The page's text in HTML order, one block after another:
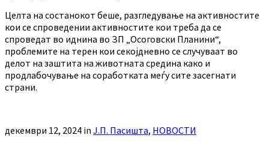
Целта на состанокот беше, разгледување на активностите
кои се спроведении активностите кои треба да се
спроведат во иднина во ЗП „Осоговски Планини“,
проблемите на терен кои секојдневно се случуваат во
делот на заштита на животната средина како и
продлабочување на соработката меѓу сите засегнати
страни.
декември 12, 2024 in Ј.П. Пасишта, НОВОСТИ